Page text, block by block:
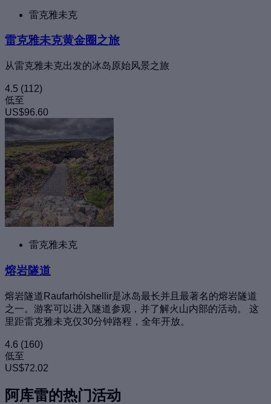
雷克雅未克
雷克雅未克黄金圈之旅
从雷克雅未克出发的冰岛原始风景之旅
4.5 (112)
低至
US$96.60
雷克雅未克
熔岩隧道
熔岩隧道Raufarhólshellir是冰岛最长并且最著名的熔岩隧道
之一。游客可以进入隧道参观，并了解火山内部的活动。 这
里距雷克雅未克仅30分钟路程，全年开放。
4.6 (160)
低至
US$72.02
阿库雷的热门活动